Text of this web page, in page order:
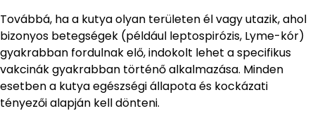
Továbbá, ha a kutya olyan területen él vagy utazik, ahol
bizonyos betegségek (például leptospirózis, Lyme-kór)
gyakrabban fordulnak elő, indokolt lehet a specifikus
vakcinák gyakrabban történő alkalmazása. Minden
esetben a kutya egészségi állapota és kockázati
tényezői alapján kell dönteni.